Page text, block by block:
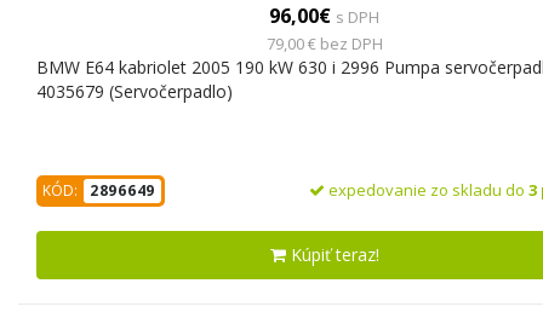
96,00€ s DPH
79,00 € bez DPH
BMW E64 kabriolet 2005 190 kW 630 i 2996 Pumpa
4035679 (Servočerpadlo)
KÓD: 2896649 expedovanie zo skladu do 3
Kúpiť teraz!